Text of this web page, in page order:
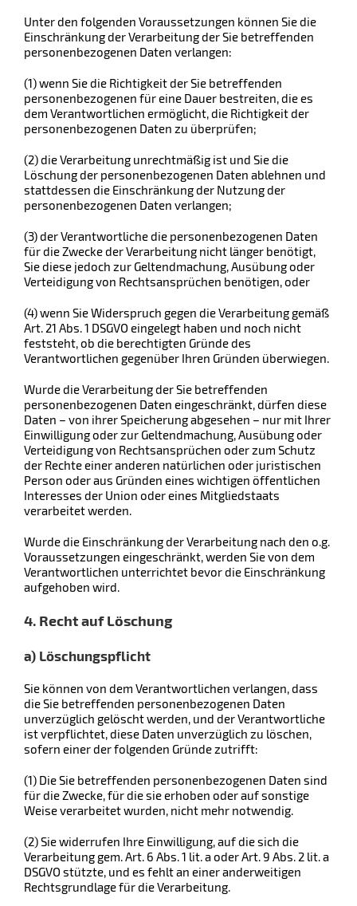
Unter den folgenden Voraussetzungen können Sie die
Einschränkung der Verarbeitung der Sie betreffenden
personenbezogenen Daten verlangen:
(1) wenn Sie die Richtigkeit der Sie betreffenden
personenbezogenen für eine Dauer bestreiten, die es
dem Verantwortlichen ermöglicht, die Richtigkeit der
personenbezogenen Daten zu überprüfen;
(2) die Verarbeitung unrechtmäßig ist und Sie die
Löschung der personenbezogenen Daten ablehnen und
stattdessen die Einschränkung der Nutzung der
personenbezogenen Daten verlangen;
(3) der Verantwortliche die personenbezogenen Daten
für die Zwecke der Verarbeitung nicht länger benötigt,
Sie diese jedoch zur Geltendmachung, Ausübung oder
Verteidigung von Rechtsansprüchen benötigen, oder
(4) wenn Sie Widerspruch gegen die Verarbeitung gemäß
Art. 21 Abs. 1 DSGVO eingelegt haben und noch nicht
feststeht, ob die berechtigten Gründe des
Verantwortlichen gegenüber Ihren Gründen überwiegen.
Wurde die Verarbeitung der Sie betreffenden
personenbezogenen Daten eingeschränkt, dürfen diese
Daten – von ihrer Speicherung abgesehen – nur mit Ihrer
Einwilligung oder zur Geltendmachung, Ausübung oder
Verteidigung von Rechtsansprüchen oder zum Schutz
der Rechte einer anderen natürlichen oder juristischen
Person oder aus Gründen eines wichtigen öffentlichen
Interesses der Union oder eines Mitgliedstaats
verarbeitet werden.
Wurde die Einschränkung der Verarbeitung nach den o.g.
Voraussetzungen eingeschränkt, werden Sie von dem
Verantwortlichen unterrichtet bevor die Einschränkung
aufgehoben wird.
4. Recht auf Löschung
a) Löschungspflicht
Sie können von dem Verantwortlichen verlangen, dass
die Sie betreffenden personenbezogenen Daten
unverzüglich gelöscht werden, und der Verantwortliche
ist verpflichtet, diese Daten unverzüglich zu löschen,
sofern einer der folgenden Gründe zutrifft:
(1) Die Sie betreffenden personenbezogenen Daten sind
für die Zwecke, für die sie erhoben oder auf sonstige
Weise verarbeitet wurden, nicht mehr notwendig.
(2) Sie widerrufen Ihre Einwilligung, auf die sich die
Verarbeitung gem. Art. 6 Abs. 1 lit. a oder Art. 9 Abs. 2 lit. a
DSGVO stützte, und es fehlt an einer anderweitigen
Rechtsgrundlage für die Verarbeitung.